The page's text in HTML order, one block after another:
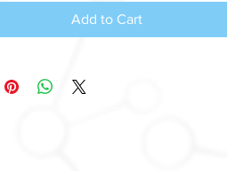
Add to Cart